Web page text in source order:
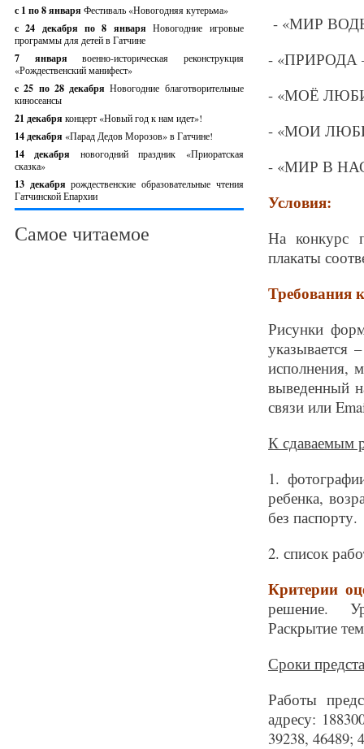
с 1 по 8 января Фестиваль «Новогодняя кутерьма»
с 24 декабря по 8 январяНовогодние игровые
программы для детей в Гатчине
7 январявоенно-историческая реконструкция
«Рождественский манифест»
c 25 по 28 декабряНовогодние благотворительные
киносеансы
21 декабря концерт «Новый год к нам идет»!
14 декабря «Парад Дедов Морозов» в Гатчине!
14 декабря новогодний праздник «Приоратская
сказка»
13 декабрярождественские образовательные чтения
Гатчинской Епархии
Самое читаемое
- «МИР
- «ПРИРОДА
- «МОЁ
- «МОИ
- «МИР В
Условия:
На конкурс
плакаты
Требования
Рисунки
указывается
исполнения,
выведенный
связи или
К сдаваемым
1.
ребенка,
без паспорту.
2. список
Критерии
решение.
Раскрытие
Сроки
Работы
адресу:
39238, 46489;